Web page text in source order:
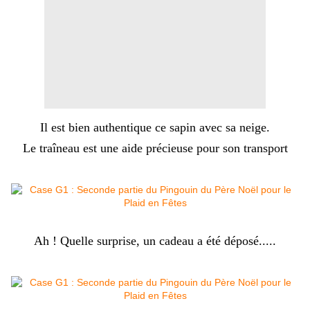
Il est bien authentique ce sapin avec sa neige.
Le traîneau est une aide précieuse pour son transport
Ah ! Quelle surprise, un cadeau a été déposé.....